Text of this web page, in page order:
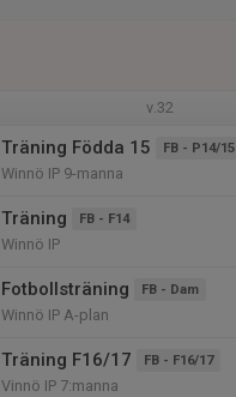
v.32
Träning Födda 15 FB - P14/15
Winnö IP 9-manna
Träning FB - F14
Winnö IP
Fotbollsträning FB - Dam
Winnö IP A-plan
Träning F16/17 FB - F16/17
Vinnö IP 7:manna